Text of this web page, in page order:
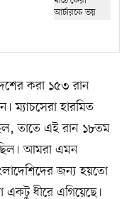
করা ১৫৩ রান
ম্যাচসেরা হারমিত
তাতে এই রান ১৮তম
আমরা এমন
জন্য হয়তো
একটু ধীরে এগিয়েছে।